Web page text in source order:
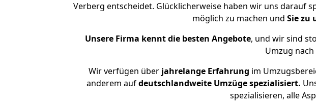
Verberg entscheidet. Glücklicherweise haben wir uns darauf
möglich zu machen und Sie zu
Unsere Firma kennt die besten Angebote, und wir sind
Umzug
Wir verfügen über jahrelange Erfahrung im
anderem aufdeutschlandweite Umzüge spezialisiert.
spezialisieren, alle